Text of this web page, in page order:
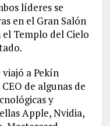
líderes se
en el Gran Salón
Templo del Cielo
a Pekín
de algunas de
y
Apple, Nvidia,